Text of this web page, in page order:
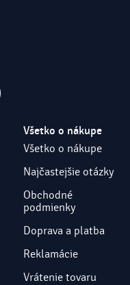
Všetko o nákupe
Všetko o nákupe
Najčastejšie otázky
Obchodné
podmienky
Doprava a platba
Reklamácie
Vrátenie tovaru